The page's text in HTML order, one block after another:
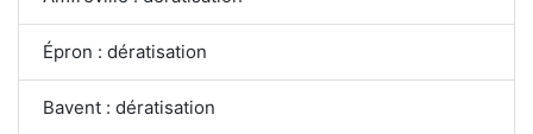
Épron : dératisation
Bavent : dératisation